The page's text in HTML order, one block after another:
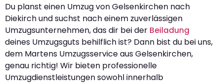
Du planst einen Umzug von Gelsenkirchen nach
Diekirch und suchst nach einem zuverlässigen
Umzugsunternehmen, das dir bei der Beiladung
deines Umzugsguts behilflich ist? Dann bist du bei uns,
dem Martens Umzugsservice aus Gelsenkirchen,
genau richtig! Wir bieten professionelle
Umzugdienstleistungen sowohl innerhalb